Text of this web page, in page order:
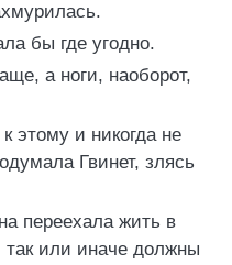
бы где угодно.
а ноги, наоборот,
этому и никогда не
Гвинет, злясь
переехала жить в
или иначе должны